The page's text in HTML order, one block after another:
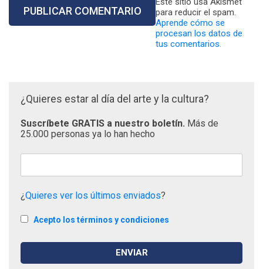
para reducir el spam.
Aprende cómo se
procesan los datos de
tus comentarios.
¿Quieres estar al día del arte y la cultura?
Suscríbete GRATIS a nuestro boletín. Más de
25.000 personas ya lo han hecho
¿Quieres ver los últimos enviados?
Acepto los términos y condiciones